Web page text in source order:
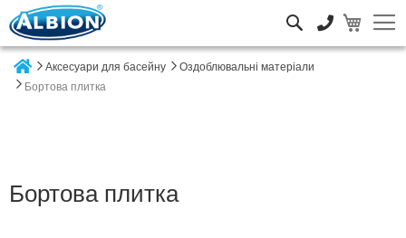
Аксесуари для басейну
Оздоблювальні матеріали
Бортова плитка
Бортова плитка